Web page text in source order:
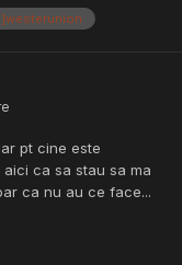
pt cine este
ca sa stau sa ma
ca nu au ce face...